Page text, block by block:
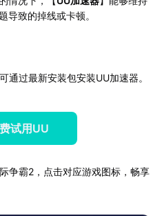
导致的掉线或卡顿。
通过最新安装包安装UU加速器。
试用UU
争霸2，点击对应游戏图标，畅享